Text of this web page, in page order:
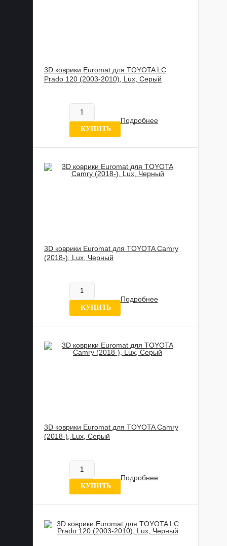
3D коврики Euromat для TOYOTA LС
Prado 120 (2003-2010), Lux, Серый
В наличии
8 отзывов
КУПИТЬ
Подробнее
3D коврики Euromat для TOYOTA Camry
(2018-), Lux, Черный
В наличии
6 отзывов
КУПИТЬ
Подробнее
3D коврики Euromat для TOYOTA Camry
(2018-), Lux, Серый
В наличии
6 отзывов
КУПИТЬ
Подробнее